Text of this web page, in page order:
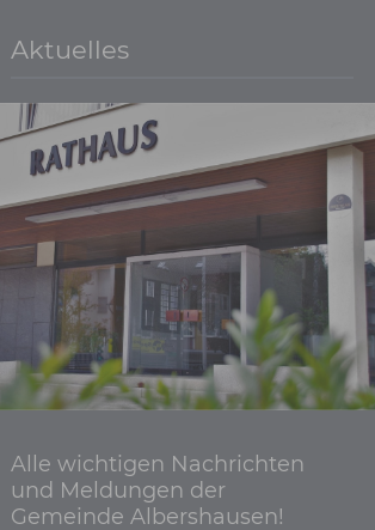
Aktuelles
Alle wichtigen Nachrichten
und Meldungen der
Gemeinde Albershausen!